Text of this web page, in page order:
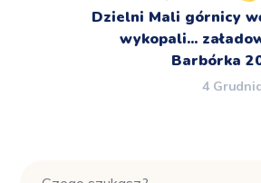
Dzielni Mali górnicy
wykopali...
Barbórka
4